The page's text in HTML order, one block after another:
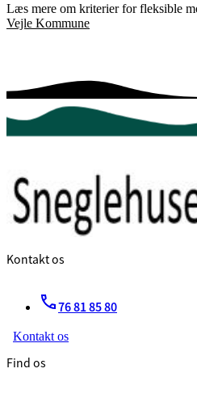
Læs mere om kriterier for fleksible
Vejle Kommune
Kontakt os
76 81 85 80
Kontakt os
Find os